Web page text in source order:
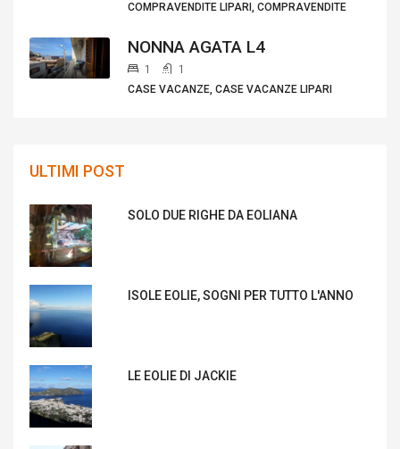
COMPRAVENDITE LIPARI, COMPRAVENDITE
NONNA AGATA L4
1
1
CASE VACANZE, CASE VACANZE LIPARI
ULTIMI POST
SOLO DUE RIGHE DA EOLIANA
ISOLE EOLIE, SOGNI PER TUTTO L'ANNO
LE EOLIE DI JACKIE